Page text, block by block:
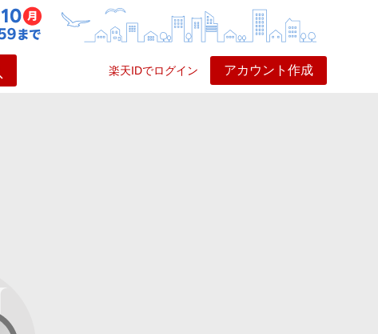
楽天IDでログイン アカウント作成